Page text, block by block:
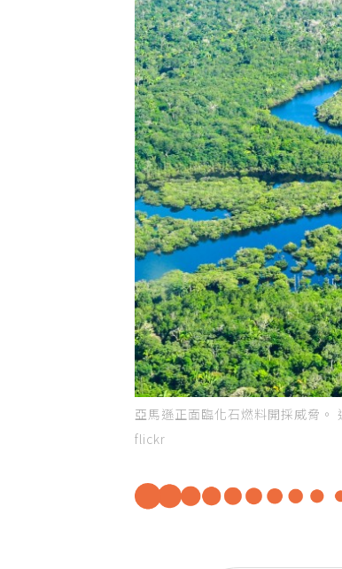
亞馬遜正面臨化石燃料開採威脅。
flickr